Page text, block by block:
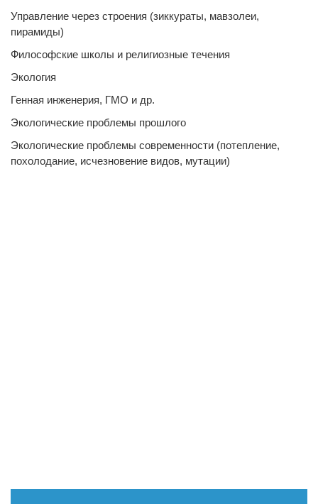
Управление через строения (зиккураты, мавзолеи,
пирамиды)
Философские школы и религиозные течения
Экология
Генная инженерия, ГМО и др.
Экологические проблемы прошлого
Экологические проблемы современности (потепление,
похолодание, исчезновение видов, мутации)